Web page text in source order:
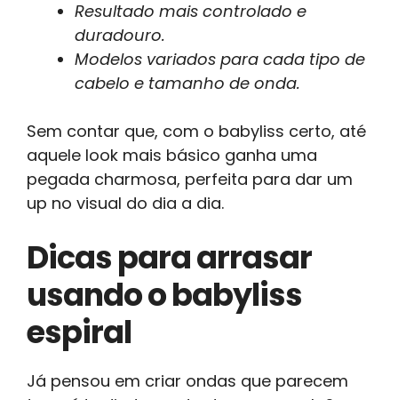
Resultado mais controlado e
duradouro.
Modelos variados para cada tipo de
cabelo e tamanho de onda.
Sem contar que, com o babyliss certo, até
aquele look mais básico ganha uma
pegada charmosa, perfeita para dar um
up no visual do dia a dia.
Dicas para arrasar
usando o babyliss
espiral
Já pensou em criar ondas que parecem